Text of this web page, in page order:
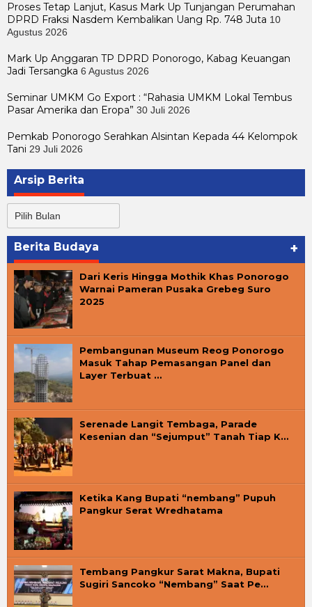
Proses Tetap Lanjut, Kasus Mark Up Tunjangan Perumahan
DPRD Fraksi Nasdem Kembalikan Uang Rp. 748 Juta 10
Agustus 2026
Mark Up Anggaran TP DPRD Ponorogo, Kabag Keuangan
Jadi Tersangka 6 Agustus 2026
Seminar UMKM Go Export : “Rahasia UMKM Lokal Tembus
Pasar Amerika dan Eropa” 30 Juli 2026
Pemkab Ponorogo Serahkan Alsintan Kepada 44 Kelompok
Tani 29 Juli 2026
Arsip Berita
Berita
Berita Budaya +
Dari Keris Hingga Mothik Khas Ponorogo
Warnai Pameran Pusaka Grebeg Suro
2025
Pembangunan Museum Reog Ponorogo
Masuk Tahap Pemasangan Panel dan
Layer Terbuat …
Serenade Langit Tembaga, Parade
Kesenian dan “Sejumput” Tanah Tiap K…
Ketika Kang Bupati “nembang” Pupuh
Pangkur Serat Wredhatama
Tembang Pangkur Sarat Makna, Bupati
Sugiri Sancoko “Nembang” Saat Pe…